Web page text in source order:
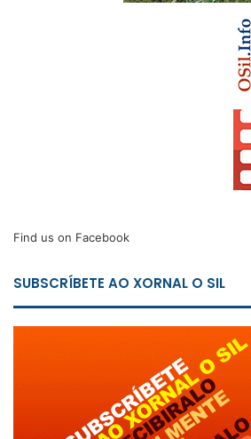
Find us on Facebook
SUBSCRÍBETE AO XORNAL O SIL